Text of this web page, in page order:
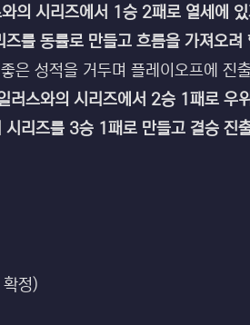
의 시리즈에서 1승 2패로 열세에
를 동률로 만들고 흐름을 가져오려
은 성적을 거두며 플레이오프에 진
러스와의 시리즈에서 2승 1패로 우
리즈를 3승 1패로 만들고 결승 진
정)